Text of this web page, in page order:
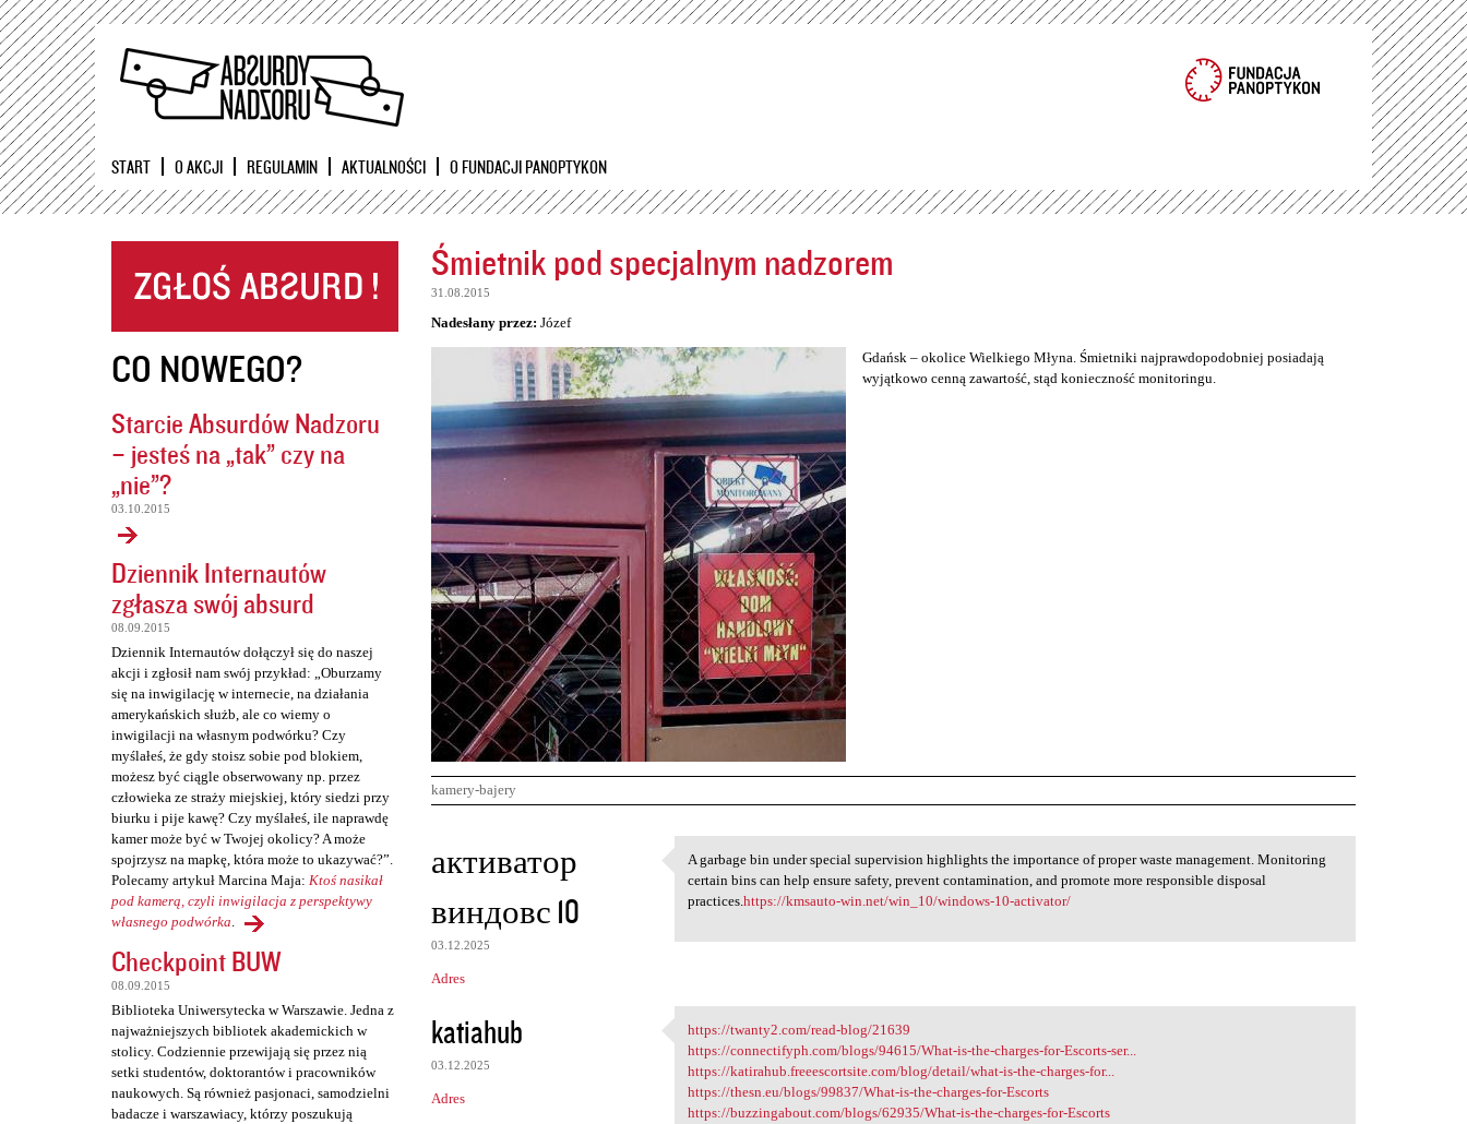
Przejdź
START O AKCJI REGULAMIN AKTUALNOŚCI O FUNDACJI PANOPTYKON
CO NOWEGO?
Starcie Absurdów Nadzoru
– jesteś na „tak” czy na
„nie”?
03.10.2015
Dziennik Internautów
zgłasza swój absurd
08.09.2015
Dziennik Internautów dołączył się do naszej
akcji i zgłosił nam swój przykład: „Oburzamy
się na inwigilację w internecie, na działania
amerykańskich służb, ale co wiemy o
inwigilacji na własnym podwórku? Czy
myślałeś, że gdy stoisz sobie pod blokiem,
możesz być ciągle obserwowany np. przez
człowieka ze straży miejskiej, który siedzi przy
biurku i pije kawę? Czy myślałeś, ile naprawdę
kamer może być w Twojej okolicy? A może
spojrzysz na mapkę, która może to ukazywać?”.
Polecamy artykuł Marcina Maja: Ktoś nasikał
pod kamerą, czyli inwigilacja z perspektywy
własnego podwórka.
Checkpoint BUW
08.09.2015
Biblioteka Uniwersytecka w Warszawie. Jedna z
najważniejszych bibliotek akademickich w
stolicy. Codziennie przewijają się przez nią
setki studentów, doktorantów i pracowników
naukowych. Są również pasjonaci, samodzielni
badacze i warszawiacy, którzy poszukują
Śmietnik pod specjalnym nadzorem
31.08.2015
Nadesłany przez: Józef
Gdańsk – okolice Wielkiego Młyna. Śmietniki najprawdopodobniej posiadają
wyjątkowo cenną zawartość, stąd konieczność monitoringu.
kamery-bajery
K
o
m
e
n
a
r
z
активатор
виндовс 10
03.12.2025
Adres
A garbage bin under special
A garbage bin under special supervision highlights the importance of proper waste management. Monitoring
certain bins can help ensure safety, prevent contamination, and promote more responsible disposal
practices.https://kmsauto-win.net/win_10/windows-10-activator/
katiahub
03.12.2025
Adres
https://twanty2.com/read-blog
https://twanty2.com/read-blog/21639
https://connectifyph.com/blogs/94615/What-is-the-charges-for-Escorts-ser...
https://katirahub.freeescortsite.com/blog/detail/what-is-the-charges-for...
https://thesn.eu/blogs/99837/What-is-the-charges-for-Escorts
https://buzzingabout.com/blogs/62935/What-is-the-charges-for-Escorts